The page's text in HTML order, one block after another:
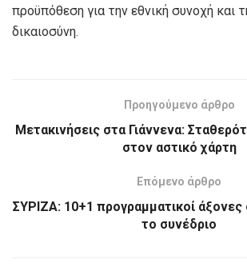
προϋπόθεση για την εθνική συνοχή και
δικαιοσύνη.
Προηγούμενο άρθρο
Μετακινήσεις στα Γιάννενα:
στον αστικό χάρτη
Επόμενο άρθρο
ΣΥΡΙΖΑ: 10+1 προγραμματικοί
το συνέδριο